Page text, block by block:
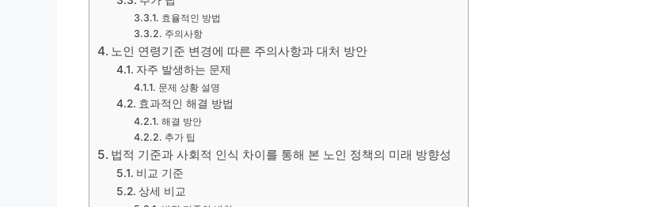
효율적인 방법
주의사항
노인 연령기준 변경에 따른 주의사항과 대처 방안
자주 발생하는 문제
문제 상황 설명
효과적인 해결 방법
해결 방안
추가 팁
법적 기준과 사회적 인식 차이를 통해 본 노인 정책의 미래 방향성
비교 기준
상세 비교